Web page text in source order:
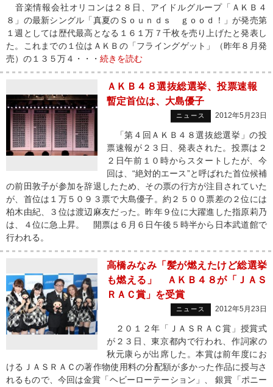
音楽情報会社オリコンは２８日、アイドルグループ「ＡＫＢ４
８」の最新シングル「真夏のＳｏｕｎｄｓ ｇｏｏｄ！」が発売第
１週としては歴代最高となる１６１万７千枚を売り上げたと発表し
た。これまでの１位はＡＫＢの「フライングゲット」（昨年８月発
売）の１３５万４・・・ 続きを読む
ＡＫＢ４８選抜総選挙、投票速報
暫定首位は、大島優子
ニュース 2012年5月23日
「第４回ＡＫＢ４８選抜総選挙」の投
票速報が２３日、発表された。投票は２
２日午前１０時からスタートしたが、今
回は、“絶対的エース”と呼ばれた首位候補
の前田敦子が参加を辞退したため、その票の行方が注目されていた
が、首位は１万５０９３票で大島優子。約２５００票差の２位には
柏木由紀、３位は渡辺麻友だった。昨年９位に大躍進した指原莉乃
は、４位に急上昇。 開票は６月６日午後５時半から日本武道館で
行われる。
高橋みなみ「髪が燃えたけど総選挙
も燃える」 ＡＫＢ４８が「ＪＡＳ
ＲＡＣ賞」を受賞
ニュース 2012年5月23日
２０１２年「ＪＡＳＲＡＣ賞」授賞式
が２３日、東京都内で行われ、作詞家の
秋元康らが出席した。本賞は前年度にお
けるＪＡＳＲＡＣの著作物使用料の分配額が多かった作品に授与さ
れるもので、今回は金賞「ヘビーローテーション」、 銀賞「ポニー